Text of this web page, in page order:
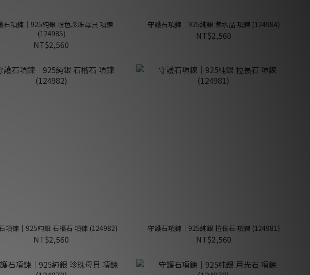
石項鍊｜925純銀 粉色珍珠母貝 項鍊
(124985)
NT$2,560
守護石項鍊｜925純銀 紫水晶 項鍊 (124984)
NT$2,560
項鍊｜925純銀 石榴石 項鍊 (124982)
NT$2,560
守護石項鍊｜925純銀 拉長石 項鍊 (124981)
NT$2,560